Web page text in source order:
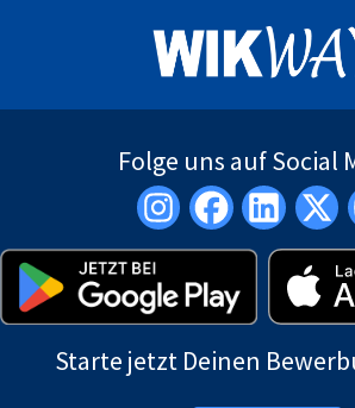
Folge uns auf Social
Starte jetzt Deinen